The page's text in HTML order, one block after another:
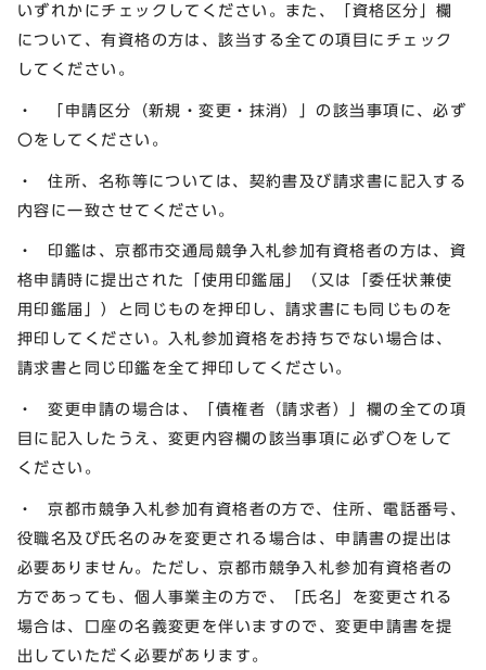
いずれかにチェックしてください。また、「資格区分」欄
について、有資格の方は、該当する全ての項目にチェック
してください。
・ 「申請区分（新規・変更・抹消）」の該当事項に、必ず
〇をしてください。
・ 住所、名称等については、契約書及び請求書に記入する
内容に一致させてください。
・ 印鑑は、京都市交通局競争入札参加有資格者の方は、資
格申請時に提出された「使用印鑑届」（又は「委任状兼使
用印鑑届」）と同じものを押印し、請求書にも同じものを
押印してください。入札参加資格をお持ちでない場合は、
請求書と同じ印鑑を全て押印してください。
・ 変更申請の場合は、「債権者（請求者）」欄の全ての項
目に記入したうえ、変更内容欄の該当事項に必ず〇をして
ください。
・ 京都市競争入札参加有資格者の方で、住所、電話番号、
役職名及び氏名のみを変更される場合は、申請書の提出は
必要ありません。ただし、京都市競争入札参加有資格者の
方であっても、個人事業主の方で、「氏名」を変更される
場合は、口座の名義変更を伴いますので、変更申請書を提
出していただく必要があります。